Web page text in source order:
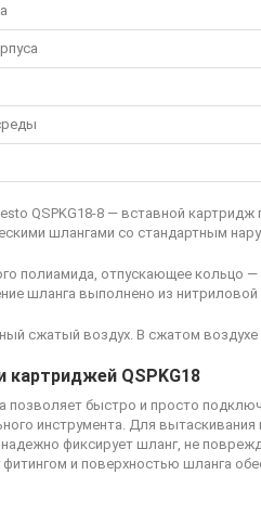
QSPKG18-8 — вставной картридж
шлангами со стандартным
полиамида, отпускающее кольцо
шланга выполнено из
сжатый воздух. В сжатом
QSPKG18
позволяет быстро и просто
инструмента. Для
фиксирует шланг, не
и поверхностью шланга